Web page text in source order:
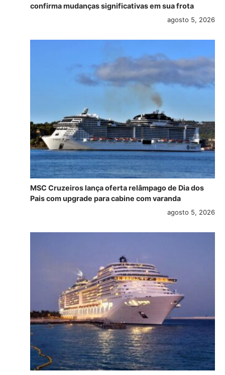
confirma mudanças significativas em sua frota
agosto 5, 2026
MSC Cruzeiros lança oferta relâmpago de Dia dos
Pais com upgrade para cabine com varanda
agosto 5, 2026